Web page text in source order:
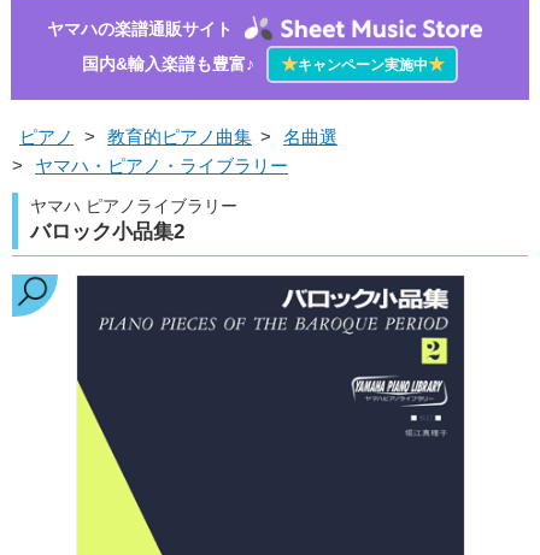
ヤマハの楽譜通販サイト
国内&輸入楽譜も豊富♪
★キャンペーン実施中★
ピアノ > 教育的ピアノ曲集 >
名曲選
>
ヤマハ・ピアノ・ライブラリー
ヤマハ ピアノライブラリー
バロック小品集2